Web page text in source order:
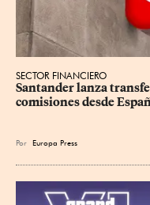
SECTOR FINANCIERO
Santander lanza
comisiones desde
Por Europa Press